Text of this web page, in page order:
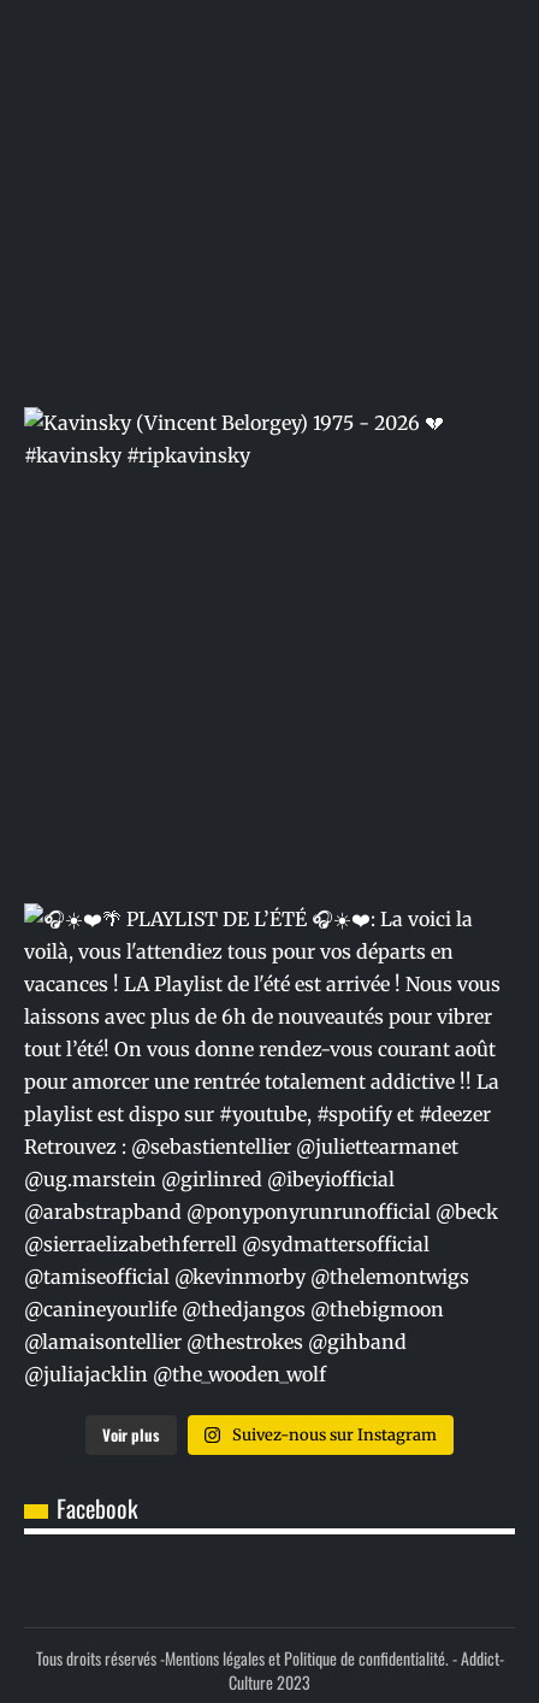
Voir plus Suivez-nous sur Instagram
Facebook
Tous droits réservés -Mentions légales et Politique de confidentialité.- Addict-
Culture 2023